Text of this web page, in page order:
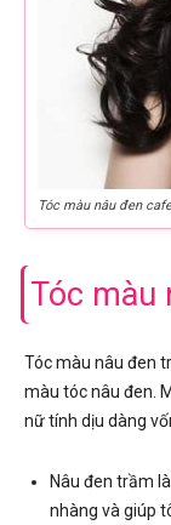
Tóc màu nâu đen cafe
Tóc màu
Tóc màu nâu đen
màu tóc nâu đen.
nữ tính dịu dàng
Nâu đen trầm
nhàng và giúp